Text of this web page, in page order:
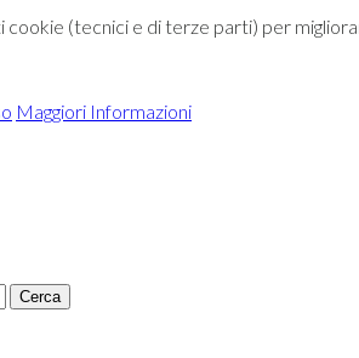
cookie (tecnici e di terze parti) per
Maggiori Informazioni